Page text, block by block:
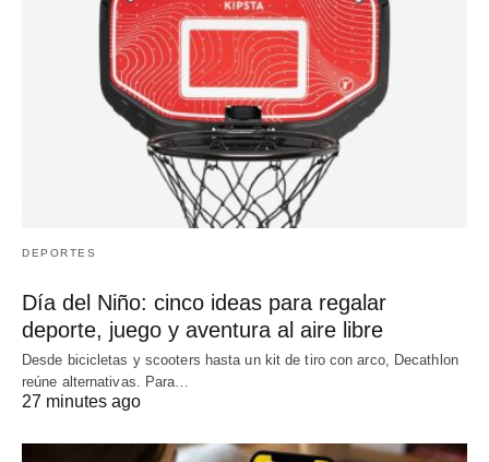
DEPORTES
Día del Niño: cinco ideas para regalar
deporte, juego y aventura al aire libre
Desde bicicletas y scooters hasta un kit de tiro con arco, Decathlon
reúne alternativas. Para…
27 minutes ago